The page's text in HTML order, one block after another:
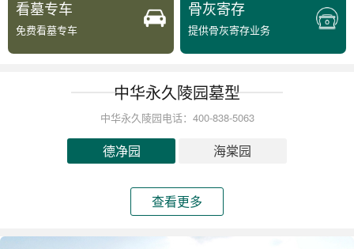
看墓专车
免费看墓专车
骨灰寄存
提供骨灰寄存业务
中华永久陵园墓型
中华永久陵园电话：400-838-5063
德净园 海棠园
查看更多